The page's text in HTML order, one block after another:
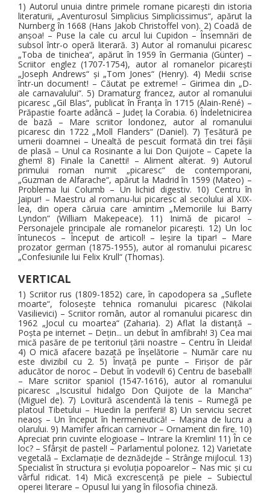
1) Autorul unuia dintre primele romane picareşti din istoria
literaturii, „Aventurosul Simplicius Simplicissimus“, apărut la
Nurnberg în 1668 (Hans Jakob Christoffel von). 2) Coadă de
anşoa! – Puse la cale cu arcul lui Cupidon – Însemnări de
subsol într-o operă literară. 3) Autor al romanului picaresc
„Toba de tinichea“, apărut în 1959 în Germania (Günter) –
Scriitor englez (1707-1754), autor al romanelor picareşti
„Joseph Andrews“ şi „Tom Jones“ (Henry). 4) Medii scrise
într-un document! – Căutat pe extreme! – Girimea din „D-
ale carnavalului“. 5) Dramaturg francez, autor al romanului
picaresc „Gil Blas“, publicat în Franţa în 1715 (Alain-René) –
Prăpastie foarte adâncă – Judeţ la Corabia. 6) Îndeletnicirea
de bază – Mare scriitor londonez, autor al romanului
picaresc din 1722 „Moll Flanders“ (Daniel). 7) Ţesătură pe
umerii doamnei – Unealtă de pescuit formată din trei fâşii
de plasă – Unul ca Rosinante a lui Don Quijote – Capete la
ghem! 8) Finale la Canetti! – Aliment alterat. 9) Autorul
primului roman numit „picaresc“ de contemporani,
„Guzman de Alfarache“, apărut la Madrid în 1599 (Mateo) –
Problema lui Columb – Un lichid digestiv. 10) Centru în
Jaipur! – Maestru al romanu-lui picaresc al secolului al XIX-
lea, din opera căruia care amintim „Memoriile lui Barry
Lyndon“ (William Makepeace). 11) Inimă de picaro! –
Personajele principale ale romanelor picareşti. 12) Un loc
întunecos – Început de articol! – Ieşire la tipar! – Mare
prozator german (1875-1955), autor al romanului picaresc
„Confesiunile lui Felix Krull“ (Thomas).
VERTICAL
1) Scriitor rus (1809-1852) care, în capodopera sa „Suflete
moarte“, foloseşte tehnica romanului picaresc (Nikolai
Vasilievici) – Scriitor român, autor al romanului picaresc din
1962 „Jocul cu moartea“ (Zaharia). 2) Aflat la distanţă –
Poşta pe internet – Deţin... un debut în amfibrah! 3) Cea mai
mică pasăre de pe teritoriul ţării noastre – Centru în Lleida!
4) O mică afacere bazată pe înşelătorie – Număr care nu
este divizibil cu 2. 5) Învaţă pe punte – Firişor de păr
aducător de noroc – Debut în vodevil! 6) Centru de baseball!
– Mare scriitor spaniol (1547-1616), autor al romanului
picaresc „Iscusitul hidalgo Don Quijote de la Mancha“
(Miguel de). 7) Lovitură ascendentă la tenis – Rumegă pe
platoul Tibetului – Huedin la periferii! 8) Un serviciu secret
neaoş – Un început în hermeneutică! – Maşina de lucru a
olarului. 9) Mamifer african carnivor – Ornament din fire. 10)
Apreciat prin cuvinte elogioase – Intrare la Kremlin! 11) În ce
loc? – Sfârşit de pastel! – Parlamentul polonez. 12) Varietate
vegetală – Exclamaţie de deznădejde – Strânge mijlocul. 13)
Specialist în structura şi evoluţia popoarelor – Nas mic şi cu
vârful ridicat. 14) Mică excrescenţă pe piele – Subiectul
operei literare – Opusul lui yang în filosofia chineză.